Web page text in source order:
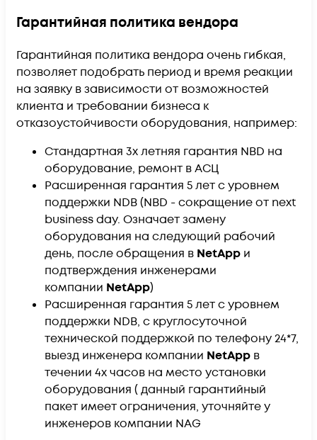
Гарантийная политика вендора
Гарантийная политика вендора очень гибкая,
позволяет подобрать период и время реакции
на заявку в зависимости от возможностей
клиента и требовании бизнеса к
отказоустойчивости оборудования, например:
Стандартная 3х летняя гарантия NBD на
оборудование, ремонт в АСЦ
Расширенная гарантия 5 лет с уровнем
поддержки NDB (NBD - сокращение от next
business day. Означает замену
оборудования на следующий рабочий
день, после обращения в NetApp и
подтверждения инженерами
компании NetApp)
Расширенная гарантия 5 лет с уровнем
поддержки NDB, c круглосуточной
технической поддержкой по телефону 24*7,
выезд инженера компании NetApp в
течении 4х часов на место установки
оборудования ( данный гарантийный
пакет имеет ограничения, уточняйте у
инженеров компании NAG